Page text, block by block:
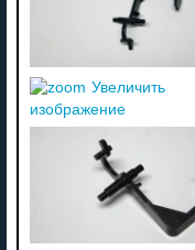
Увеличить
изображение